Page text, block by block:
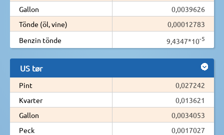
Gallon
0,0039626
Tönde (öl, vine)
0,00012783
Benzin tönde
9,4347*10-5
US tør
Pint
0,027242
Kvarter
0,013621
Gallon
0,0034053
Peck
0,0017027